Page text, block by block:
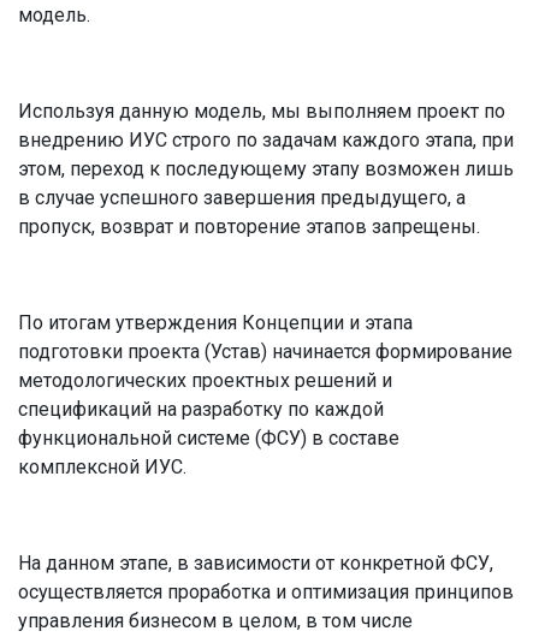
модель.
Используя данную модель, мы выполняем проект по
внедрению ИУС строго по задачам каждого этапа, при
этом, переход к последующему этапу возможен лишь
в случае успешного завершения предыдущего, а
пропуск, возврат и повторение этапов запрещены.
По итогам утверждения Концепции и этапа
подготовки проекта (Устав) начинается формирование
методологических проектных решений и
спецификаций на разработку по каждой
функциональной системе (ФСУ) в составе
комплексной ИУС.
На данном этапе, в зависимости от конкретной ФСУ,
осуществляется проработка и оптимизация принципов
управления бизнесом в целом, в том числе